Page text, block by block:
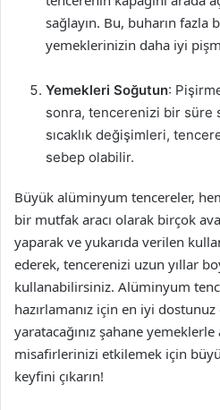
sağlayın. Bu, buharın fazla
yemeklerinizin daha iyi
Yemekleri Soğutun:
sonra, tencerenizi bir süre
sıcaklık değişimleri,
sebep olabilir.
Büyük alüminyum tencereler,
bir mutfak aracı olarak birçok
yaparak ve yukarıda verilen
ederek, tencerenizi uzun yıllar
kullanabilirsiniz. Alüminyum
hazırlamanız için en iyi
yaratacağınız şahane
misafirlerinizi etkilemek için
keyfini çıkarın!